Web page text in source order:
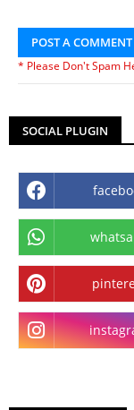
POST A COMMENT
* Please Don't Spam
SOCIAL PLUGIN